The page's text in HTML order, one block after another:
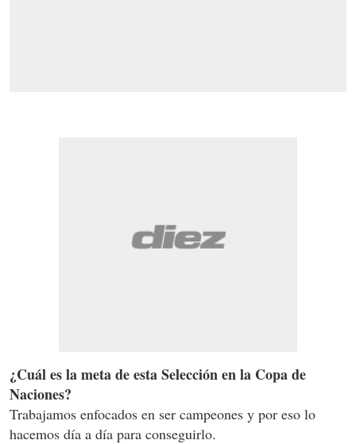
¿Cuál es la meta de esta Selección en la Copa de
Naciones?
Trabajamos enfocados en ser campeones y por eso lo
hacemos día a día para conseguirlo.